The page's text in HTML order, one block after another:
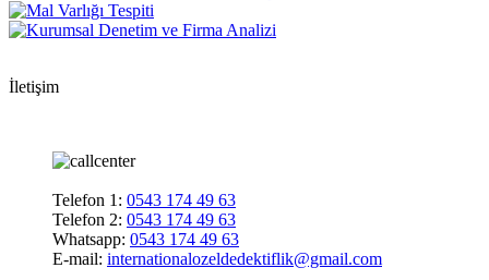
İletişim
Telefon 1: 0543 174 49 63
Telefon 2: 0543 174 49 63
Whatsapp: 0543 174 49 63
E-mail: internationalozeldedektiflik@gmail.com